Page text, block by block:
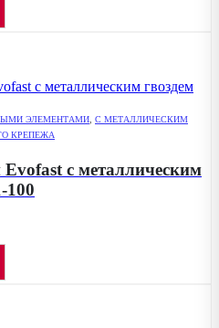
ЭЛЕМЕНТАМИ С МЕТАЛЛИЧЕСКИМ
КРЕПЕЖА
с металлическим
100